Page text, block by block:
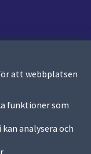
att webbplatsen
funktioner som
analysera och